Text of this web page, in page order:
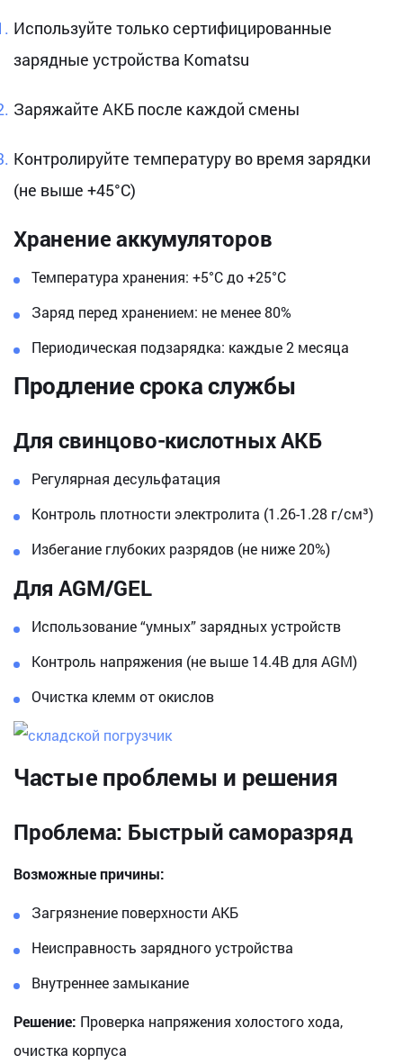
Используйте только сертифицированные
зарядные устройства Komatsu
Заряжайте АКБ после каждой смены
Контролируйте температуру во время зарядки
(не выше +45°C)
Хранение аккумуляторов
Температура хранения: +5°C до +25°C
Заряд перед хранением: не менее 80%
Периодическая подзарядка: каждые 2 месяца
Продление срока службы
Для свинцово-кислотных АКБ
Регулярная десульфатация
Контроль плотности электролита (1.26-1.28 г/см³)
Избегание глубоких разрядов (не ниже 20%)
Для AGM/GEL
Использование “умных” зарядных устройств
Контроль напряжения (не выше 14.4В для AGM)
Очистка клемм от окислов
Частые проблемы и решения
Проблема: Быстрый саморазряд
Возможные причины:
Загрязнение поверхности АКБ
Неисправность зарядного устройства
Внутреннее замыкание
Решение: Проверка напряжения холостого хода,
очистка корпуса